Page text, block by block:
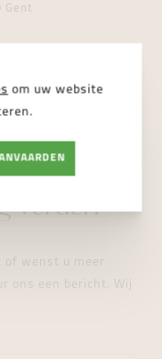
Gent
verder!
of wenst u meer
ons een bericht. Wij
om uw website